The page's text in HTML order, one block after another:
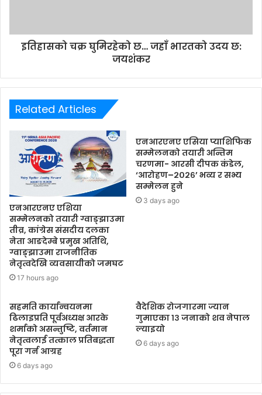
इतिहासको चक्र घुमिरहेको छ… जहाँ भारतको उदय छ:
जयशंकर
Related Articles
एनआरएनए एशिया
सम्मेलनको तयारी ग्वाङ्झाउमा
तीव्र, कांग्रेस संसदीय दलका
नेता आङदेम्बे प्रमुख अतिथि,
ग्वाङ्झाउमा राजनीतिक
नेतृत्वदेखि व्यवसायीको जमघट
17 hours ago
एनआरएनए एसिया प्याशिफिक
सम्मेलनको तयारी अन्तिम
चरणमा- आरसी दीपक कंडेल,
‘आरोहण–२०२६’ भव्य र सभ्य
सम्मेलन हुने
3 days ago
सहमति कार्यान्वयनमा
ढिलाइप्रति पूर्वअध्यक्ष आरके
शर्माको असन्तुष्टि, वर्तमान
नेतृत्वलाई तत्काल प्रतिबद्धता
पूरा गर्न आग्रह
6 days ago
वैदेशिक रोजगारमा ज्यान
गुमाएका १३ जनाको शव नेपाल
ल्याइयो
6 days ago